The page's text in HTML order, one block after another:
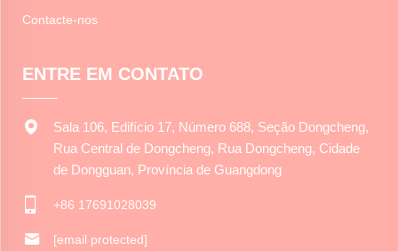
Contacte-nos
ENTRE EM CONTATO
Sala 106, Edifício 17, Número 688, Seção Dongcheng,
Rua Central de Dongcheng, Rua Dongcheng, Cidade
de Dongguan, Província de Guangdong
+86 17691028039
[email protected]